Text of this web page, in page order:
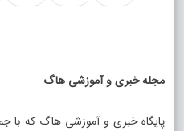
مجله خبری و آموزشی هاگ
پایگاه خبری و آموزشی هاگ که با